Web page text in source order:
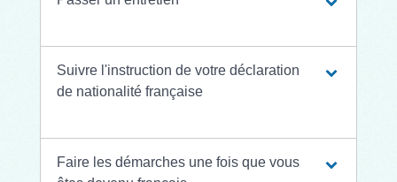
Suivre l'instruction de votre déclaration
de nationalité française
Faire les démarches une fois que vous